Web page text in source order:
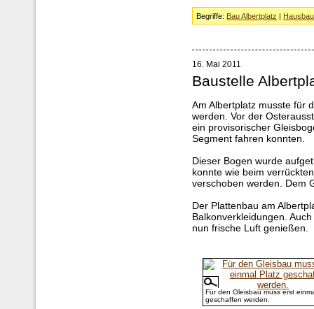
Begriffe: Bau Albertplatz | Hausbau
16. Mai 2011
Baustelle
Am Albertplatz musste für
werden. Vor der
ein provisorischer
Segment fahren konnten.
Dieser Bogen wurde
konnte wie beim
verschoben werden. Dem
Der Plattenbau am
Balkonverkleidungen.
nun frische Luft genießen.
Für den Gleisbau muss erst
geschaffen werden.